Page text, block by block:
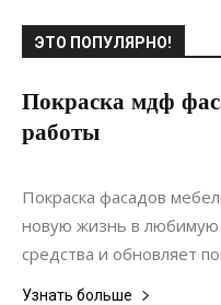
ЭТО ПОПУЛЯРНО!
Покраска мдф
работы
27.05.2021
Покраска фасадов
новую жизнь в
средства и обновляет
Узнать больше